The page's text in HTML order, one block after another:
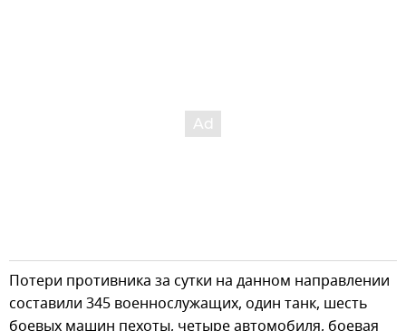
Потери противника за сутки на данном направлении
составили 345 военнослужащих, один танк, шесть